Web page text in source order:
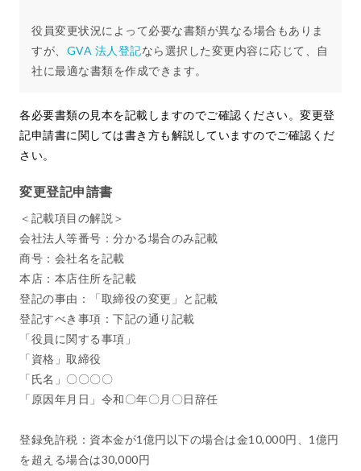
役員変更状況によって必要な書類が異なる場合もありま
すが、 GVA 法人登記なら選択した変更内容に応じて、自
社に最適な書類を作成できます。
各必要書類の見本を記載しますのでご確認ください。変更登
記申請書に関しては書き方も解説していますのでご確認くだ
さい。
変更登記申請書
＜記載項目の解説＞
会社法人等番号：分かる場合のみ記載
商号：会社名を記載
本店：本店住所を記載
登記の事由：「取締役の変更」と記載
登記すべき事項：下記の通り記載
「役員に関する事項」
「資格」取締役
「氏名」〇〇〇〇
「原因年月日」令和〇年〇月〇日辞任
登録免許税：資本金が1億円以下の場合は金10,000円、1億円
を超える場合は30,000円